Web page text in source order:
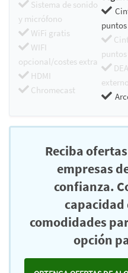
Sistema de sonido
y micrófono
WiFi gratis
WIFI
opcional/costes extra
HDMI
Chromecast
puntos
puntos
Reciba
empresas
confianza.
capacidad
comodidades
opción